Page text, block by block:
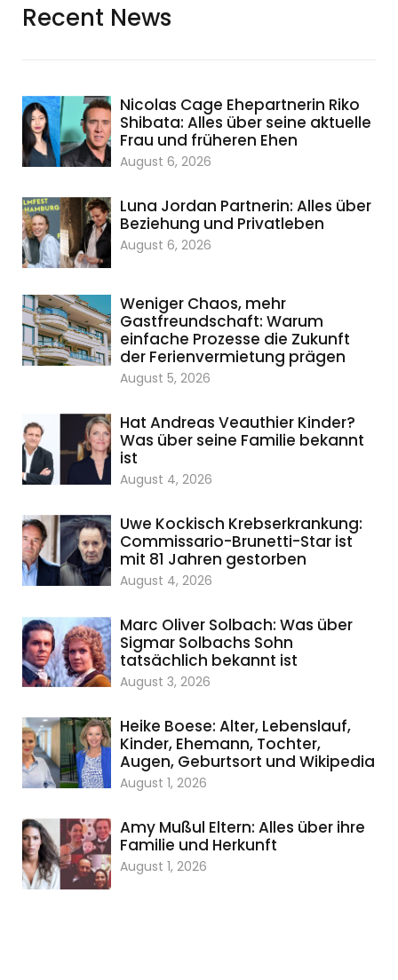
Recent News
Nicolas Cage Ehepartnerin Riko
Shibata: Alles über seine aktuelle
Frau und früheren Ehen
August 6, 2026
Luna Jordan Partnerin: Alles über
Beziehung und Privatleben
August 6, 2026
Weniger Chaos, mehr
Gastfreundschaft: Warum
einfache Prozesse die Zukunft
der Ferienvermietung prägen
August 5, 2026
Hat Andreas Veauthier Kinder?
Was über seine Familie bekannt
ist
August 4, 2026
Uwe Kockisch Krebserkrankung:
Commissario-Brunetti-Star ist
mit 81 Jahren gestorben
August 4, 2026
Marc Oliver Solbach: Was über
Sigmar Solbachs Sohn
tatsächlich bekannt ist
August 3, 2026
Heike Boese: Alter, Lebenslauf,
Kinder, Ehemann, Tochter,
Augen, Geburtsort und Wikipedia
August 1, 2026
Amy Mußul Eltern: Alles über ihre
Familie und Herkunft
August 1, 2026